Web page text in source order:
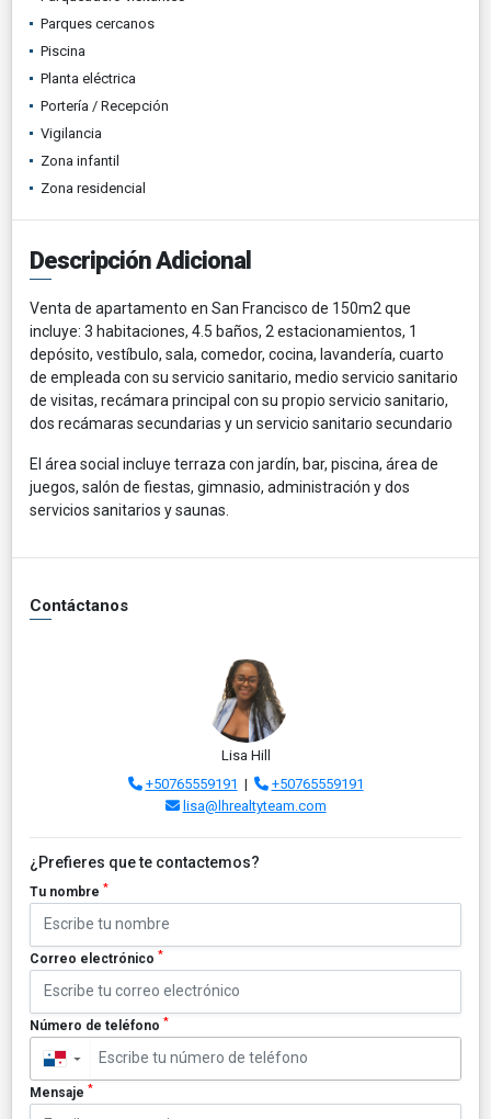
Parques cercanos
Piscina
Planta eléctrica
Portería / Recepción
Vigilancia
Zona infantil
Zona residencial
Descripción Adicional
Venta de apartamento en San Francisco de 150m2 que
incluye: 3 habitaciones, 4.5 baños, 2 estacionamientos, 1
depósito, vestíbulo, sala, comedor, cocina, lavandería, cuarto
de empleada con su servicio sanitario, medio servicio sanitario
de visitas, recámara principal con su propio servicio sanitario,
dos recámaras secundarias y un servicio sanitario secundario
El área social incluye terraza con jardín, bar, piscina, área de
juegos, salón de fiestas, gimnasio, administración y dos
servicios sanitarios y saunas.
Contáctanos
Lisa Hill
+50765559191 |
+50765559191
lisa@lhrealtyteam.com
¿Prefieres que te contactemos?
Tu nombre *
Correo electrónico *
Número de teléfono *
▼
Mensaje *